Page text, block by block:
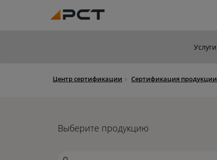
Услуги
Центр сертификации Сертификация продукции
Выберите продукцию